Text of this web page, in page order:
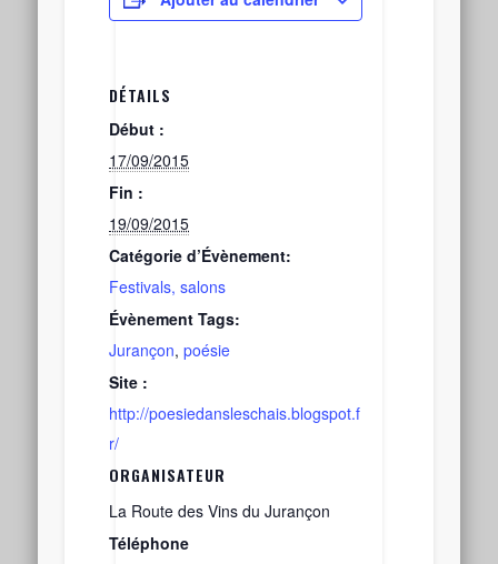
DÉTAILS
Début :
17/09/2015
Fin :
19/09/2015
Catégorie d’Évènement:
Festivals, salons
Évènement Tags:
Jurançon,poésie
Site :
http://poesiedansleschais.blogspot.f
r/
ORGANISATEUR
La Route des Vins du Jurançon
Téléphone